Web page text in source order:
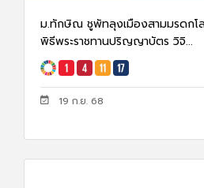
ม.ทักษิณ ชูพัทลุงเมืองสามมรดกโ
พิธีพระราชทานปริญญาบัตร วิจิ...
19 ก.ย. 68